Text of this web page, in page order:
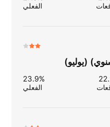
الفعلي
(يوليو)
23.9%
الفعلي